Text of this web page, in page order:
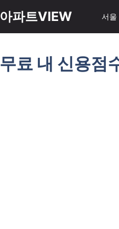
아파트VIEW 서울
무료 내 신용점